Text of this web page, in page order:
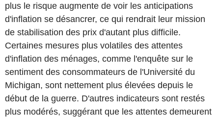
plus le risque augmente de voir les anticipations
d'inflation se désancrer, ce qui rendrait leur mission
de stabilisation des prix d'autant plus difficile.
Certaines mesures plus volatiles des attentes
d'inflation des ménages, comme l'enquête sur le
sentiment des consommateurs de l'Université du
Michigan, sont nettement plus élevées depuis le
début de la guerre. D'autres indicateurs sont restés
plus modérés, suggérant que les attentes demeurent